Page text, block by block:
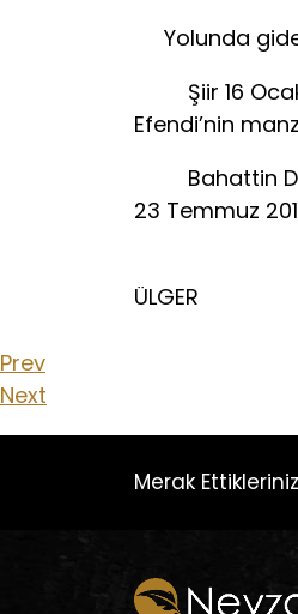
Yolunda
Şiir 16 Ocak
Efendi’nin
Bahattin
23 Temmuz
ÜLGER
Prev
Next
Merak